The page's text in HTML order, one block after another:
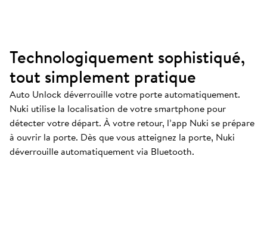
Technologiquement sophistiqué,
tout simplement pratique
Auto Unlock déverrouille votre porte automatiquement.
Nuki utilise la localisation de votre smartphone pour
détecter votre départ. À votre retour, l’app Nuki se prépare
à ouvrir la porte. Dès que vous atteignez la porte, Nuki
déverrouille automatiquement via Bluetooth.